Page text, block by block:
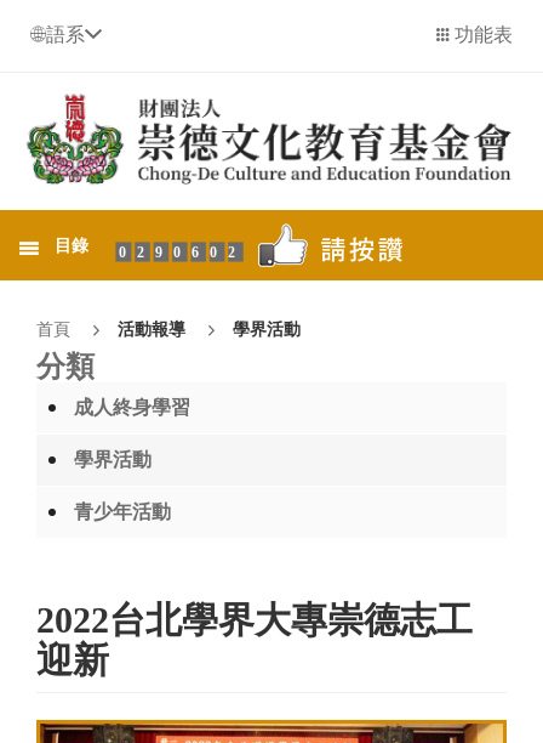
語系 功能表
目錄 0290602
首頁 活動報導 學界活動
分類
成人終身學習
學界活動
青少年活動
2022台北學界大專崇德志工
迎新